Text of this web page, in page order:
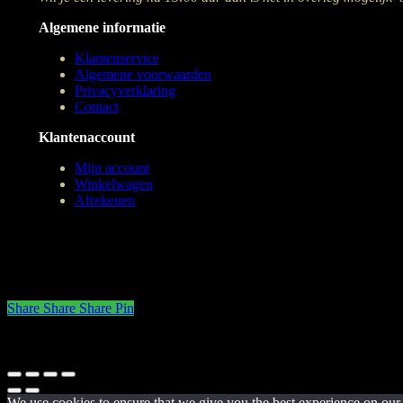
Algemene informatie
Klantenservice
Algemene voorwaarden
Privacyverklaring
Contact
Klantenaccount
Mijn account
Winkelwagen
Afrekenen
Share Share Share Pin